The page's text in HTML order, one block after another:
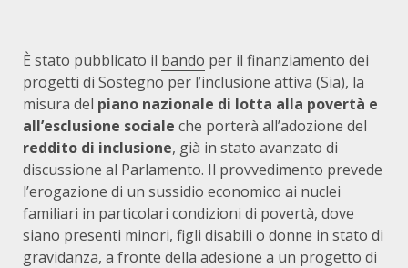
È stato pubblicato il bando per il finanziamento dei
progetti di Sostegno per l’inclusione attiva (Sia), la
misura del piano nazionale di lotta alla povertà e
all’esclusione sociale che porterà all’adozione del
reddito di inclusione, già in stato avanzato di
discussione al Parlamento. Il provvedimento prevede
l’erogazione di un sussidio economico ai nuclei
familiari in particolari condizioni di povertà, dove
siano presenti minori, figli disabili o donne in stato di
gravidanza, a fronte della adesione a un progetto di